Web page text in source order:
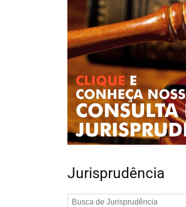
Jurisprudência